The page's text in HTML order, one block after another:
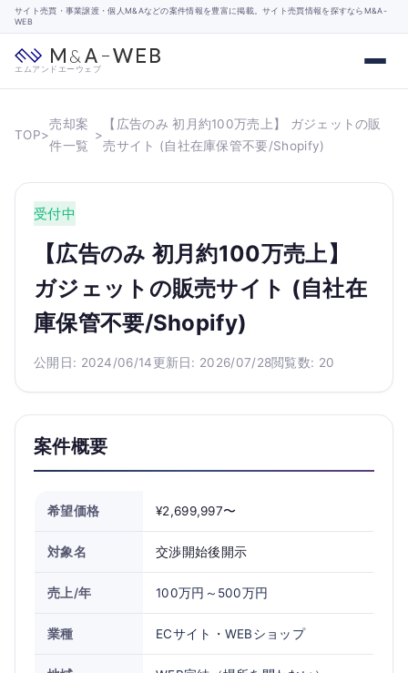
サイト売買・事業譲渡・個人M&Aなどの案件情報を豊富に掲載。サイト売買情報を探すならM&A-
WEB
エムアンドエーウェブ
TOP>
売却案
件一覧
>
【広告のみ 初月約100万売上】 ガジェットの販
売サイト (自社在庫保管不要/Shopify)
受付中
【広告のみ 初月約100万売上】
ガジェットの販売サイト (自社在
庫保管不要/Shopify)
公開日: 2024/06/14更新日: 2026/07/28閲覧数: 20
案件概要
希望価格 ¥2,699,997〜
対象名 交渉開始後開示
売上/年 100万円～500万円
業種 ECサイト・WEBショップ